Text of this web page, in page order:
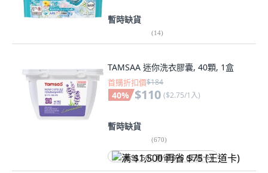
暫時缺貨
(14)
TAMSAA 迷你洗衣膠囊, 40顆, 1盒
首購折扣價$184
40% $110 ($2.75/1入)
暫時缺貨
(670)
满 $1,500 再省 $75 (王道卡)